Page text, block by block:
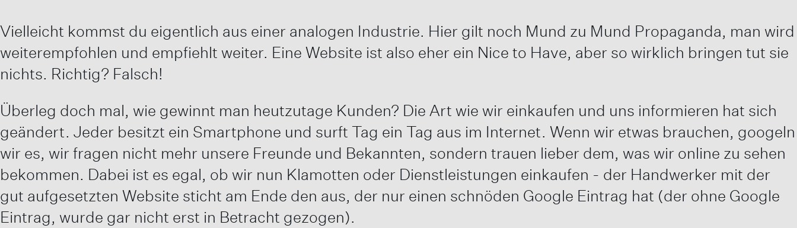
Vielleicht kommst du eigentlich aus einer analogen Industrie. Hier gilt noch Mund zu Mund Propaganda, man wird
weiterempfohlen und empfiehlt weiter. Eine Website ist also eher ein Nice to Have, aber so wirklich bringen tut sie
nichts. Richtig? Falsch!
Überleg doch mal, wie gewinnt man heutzutage Kunden? Die Art wie wir einkaufen und uns informieren hat sich
geändert. Jeder besitzt ein Smartphone und surft Tag ein Tag aus im Internet. Wenn wir etwas brauchen, googeln
wir es, wir fragen nicht mehr unsere Freunde und Bekannten, sondern trauen lieber dem, was wir online zu sehen
bekommen. Dabei ist es egal, ob wir nun Klamotten oder Dienstleistungen einkaufen - der Handwerker mit der
gut aufgesetzten Website sticht am Ende den aus, der nur einen schnöden Google Eintrag hat (der ohne Google
Eintrag, wurde gar nicht erst in Betracht gezogen).